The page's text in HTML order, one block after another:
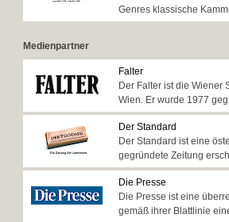
Genres klassische
Medienpartner
Falter
Der Falter ist die Wiener
Wien. Er wurde 1977
Der Standard
Der Standard ist eine
gegründete Zeitung
Die Presse
Die Presse ist eine
gemäß ihrer Blattlinie